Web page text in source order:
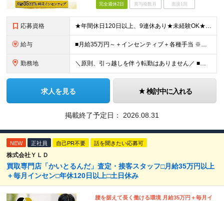
完全週休2日 賞与複数月 面接1回
応募資格 ★年間休日120日以上、9連休あり★未経験OK★学歴不問＊知識・経験不問＊研修あり＊早期昇格も可■リユース業界で査定スキルを磨きたい方■キャリアアップに意欲的な方 ＊未経験OK＊研修あり ＊スピード
給与 ■月給35万円～＋インセンティブ＋各種手当 ※固定残業代（月45時間分87,600円～）を含む。超過した場合は別途残業代を支給いたします ※経験・年齢などを考慮の上、決定します ※試用期間3ヶ月あり
勤務地 ＼原則、引っ越しを伴う転勤はありません／ ■阿佐ヶ谷 東京都杉並区阿佐ヶ谷南1-35-4 SIDEPLACE ASAGAYA ■成城学園前 東京都世田谷区成城2-35-11 ■練馬 東京都練馬区
求人を見る 検討中に入れる
掲載終了予定日： 2026.08.31
NEW 正社員 自己PR不要 話を聞きたい応募可
株式会社ＹＬＤ
買取専⾨店「かいとるんだ」査定・接客スタッフ□⽉給35万円以上
＋毎⽉インセン□年休120日以上□土日休み
腰を据えて⻑く働ける環境 ⽉給35万円＋毎⽉イ